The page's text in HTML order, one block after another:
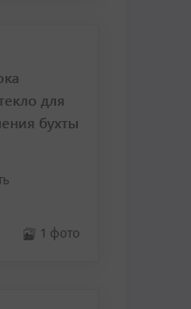
для
бухты
1 фото